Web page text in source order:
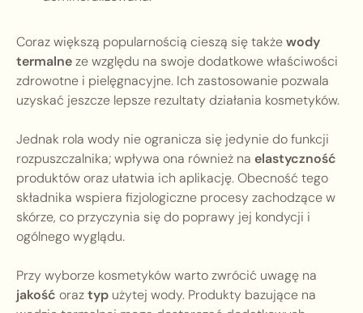
Coraz większą popularnością cieszą się takżewody
termalneze względu na swoje dodatkowe właściwości
zdrowotne i pielęgnacyjne. Ich zastosowanie pozwala
uzyskać jeszcze lepsze rezultaty działania kosmetyków.
Jednak rola wody nie ogranicza się jedynie do funkcji
rozpuszczalnika; wpływa ona również na elastyczność
produktów oraz ułatwia ich aplikację. Obecność tego
składnika wspiera fizjologiczne procesy zachodzące w
skórze, co przyczynia się do poprawy jej kondycji i
ogólnego wyglądu.
Przy wyborze kosmetyków warto zwrócić uwagę na
jakość oraztyp użytej wody. Produkty bazujące na